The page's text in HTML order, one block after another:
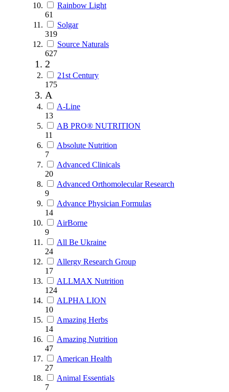
Rainbow Light
61
Solgar
319
Source Naturals
627
2
21st Century
175
A
A-Line
13
AB PRO® NUTRITION
11
Absolute Nutrition
7
Advanced Clinicals
20
Advanced Orthomolecular Research
9
Advance Physician Formulas
14
AirBorne
9
All Be Ukraine
24
Allergy Research Group
17
ALLMAX Nutrition
124
ALPHA LION
10
Amazing Herbs
14
Amazing Nutrition
47
American Health
27
Animal Essentials
7